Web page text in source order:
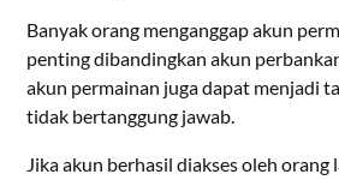
Banyak orang menganggap akun
penting dibandingkan akun
akun permainan juga dapat menjadi
tidak bertanggung jawab.
Jika akun berhasil diakses oleh orang